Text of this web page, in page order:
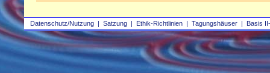
Datenschutz/Nutzung | Satzung | Ethik-Richtlinien | Tagungshäuser | Basis